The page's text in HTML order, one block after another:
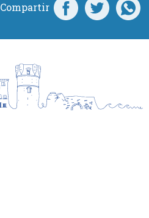
Compartir